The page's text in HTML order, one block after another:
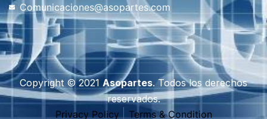
Comunicaciones@asopartes.com
Copyright © 2021 Asopartes. Todos los derechos
reservados.
Privacy Policy
Terms & Condition